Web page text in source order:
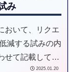
み
おいて、リクエ
減する試みの内
せて記載してい
2025.01.20